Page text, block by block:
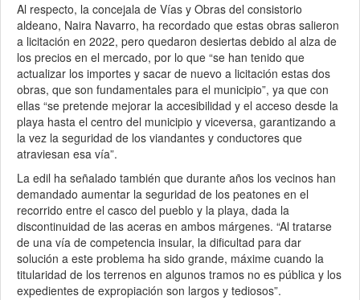
Al respecto, la concejala de Vías y Obras del consistorio
aldeano, Naira Navarro, ha recordado que estas obras salieron
a licitación en 2022, pero quedaron desiertas debido al alza de
los precios en el mercado, por lo que “se han tenido que
actualizar los importes y sacar de nuevo a licitación estas dos
obras, que son fundamentales para el municipio”, ya que con
ellas “se pretende mejorar la accesibilidad y el acceso desde la
playa hasta el centro del municipio y viceversa, garantizando a
la vez la seguridad de los viandantes y conductores que
atraviesan esa vía”.
La edil ha señalado también que durante años los vecinos han
demandado aumentar la seguridad de los peatones en el
recorrido entre el casco del pueblo y la playa, dada la
discontinuidad de las aceras en ambos márgenes. “Al tratarse
de una vía de competencia insular, la dificultad para dar
solución a este problema ha sido grande, máxime cuando la
titularidad de los terrenos en algunos tramos no es pública y los
expedientes de expropiación son largos y tediosos”.